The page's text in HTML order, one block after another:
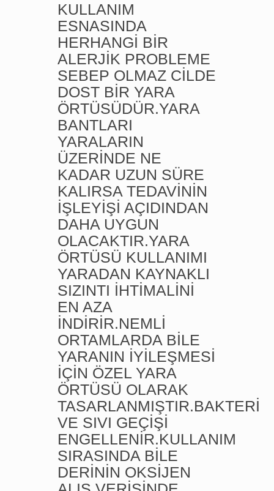
KULLANIM
ESNASINDA
HERHANGİ BİR
ALERJİK PROBLEME
SEBEP OLMAZ CİLDE
DOST BİR YARA
ÖRTÜSÜDÜR.YARA
BANTLARI
YARALARIN
ÜZERİNDE NE
KADAR UZUN SÜRE
KALIRSA TEDAVİNİN
İŞLEYİŞİ AÇIDINDAN
DAHA UYGUN
OLACAKTIR.YARA
ÖRTÜSÜ KULLANIMI
YARADAN KAYNAKLI
SIZINTI İHTİMALİNİ
EN AZA
İNDİRİR.NEMLİ
ORTAMLARDA BİLE
YARANIN İYİLEŞMESİ
İÇİN ÖZEL YARA
ÖRTÜSÜ OLARAK
TASARLANMIŞTIR.BAKTERİ
VE SIVI GEÇİŞİ
ENGELLENİR.KULLANIM
SIRASINDA BİLE
DERİNİN OKSİJEN